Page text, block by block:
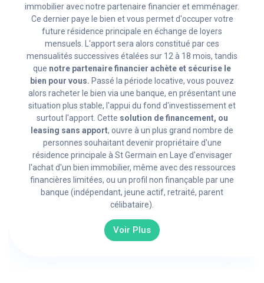
immobilier avec notre partenaire financier et emménager.
Ce dernier paye le bien et vous permet d'occuper votre
future résidence principale en échange de loyers
mensuels. L'apport sera alors constitué par ces
mensualités successives étalées sur 12 à 18 mois, tandis
que notre partenaire financier achète et sécurise le
bien pour vous. Passé la période locative, vous pouvez
alors racheter le bien via une banque, en présentant une
situation plus stable, l'appui du fond d'investissement et
surtout l'apport. Cette solution de financement, ou
leasing sans apport, ouvre à un plus grand nombre de
personnes souhaitant devenir propriétaire d'une
résidence principale à St Germain en Laye d'envisager
l'achat d'un bien immobilier, même avec des ressources
financières limitées, ou un profil non finançable par une
banque (indépendant, jeune actif, retraité, parent
célibataire).
Voir Plus